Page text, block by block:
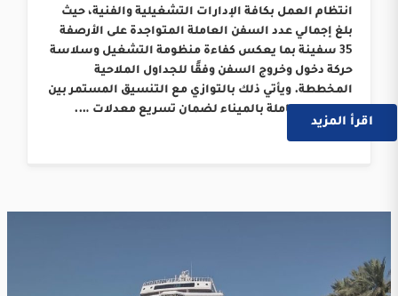
انتظام العمل بكافة الإدارات التشغيلية والفنية، حيث
بلغ إجمالي عدد السفن العاملة المتواجدة على الأرصفة
35 سفينة بما يعكس كفاءة منظومة التشغيل وسلاسة
حركة دخول وخروج السفن وفقًا للجداول الملاحية
المخططة. ويأتي ذلك بالتوازي مع التنسيق المستمر بين
الجهات العاملة بالميناء لضمان تسريع معدلات ….
اقرأ المزيد